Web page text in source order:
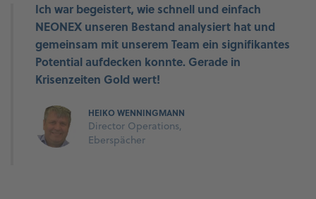
Ich war begeistert, wie schnell und einfach
NEONEX unseren Bestand analysiert hat und
gemeinsam mit unserem Team ein signifikantes
Potential aufdecken konnte. Gerade in
Krisenzeiten Gold wert!
HEIKO WENNINGMANN
Director Operations,
Eberspächer